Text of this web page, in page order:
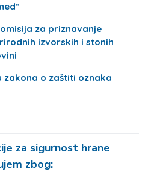
za priznavanje
izvorskih i stonih
zakona o zaštiti oznaka
za sigurnost hrane
zbog: